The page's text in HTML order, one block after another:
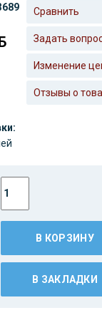
Сравнить
Задать
Изменение
Отзывы о
В КОРЗИНУ
В ЗАКЛАДКИ